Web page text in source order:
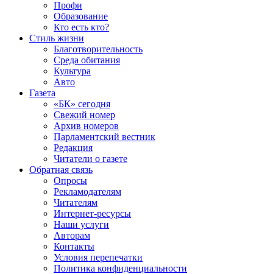
Профи
Образование
Кто есть кто?
Стиль жизни
Благотворительность
Среда обитания
Культура
Авто
Газета
«БК» сегодня
Свежий номер
Архив номеров
Парламентский вестник
Редакция
Читатели о газете
Обратная связь
Опросы
Рекламодателям
Читателям
Интернет-ресурсы
Наши услуги
Авторам
Контакты
Условия перепечатки
Политика конфиденциальности